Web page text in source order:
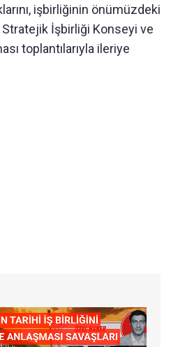
işbirliğinin önümüzdeki
İşbirliği Konseyi ve
toplantılarıyla ileriye